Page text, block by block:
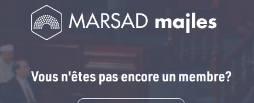
Vous n'êtes pas encore un membre?